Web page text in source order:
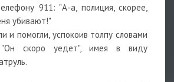
911: "А-а, полиция, скорее,
убивают!"
и помогли, успокоив толпу словами
скоро уедет", имея в виду